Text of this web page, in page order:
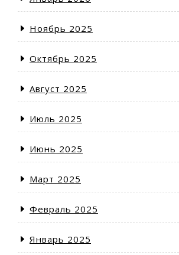
Ноябрь 2025
Октябрь 2025
Август 2025
Июль 2025
Июнь 2025
Март 2025
Февраль 2025
Январь 2025